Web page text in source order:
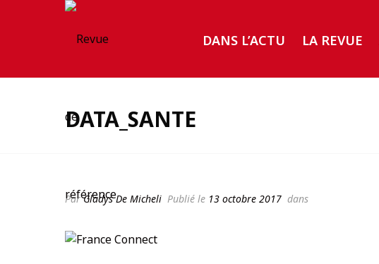
DANS L’ACTU LA REVUE
DATA_SANTE
ParGladys De Micheli Publié le 13 octobre 2017 dans